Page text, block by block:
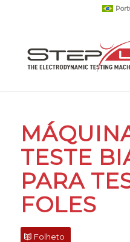
TESTE
PARA
FOLES
Folheto